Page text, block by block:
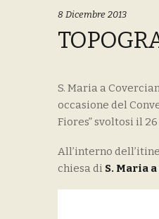
8 Dicembre 2013
S. Maria a
occasione del
Fiores” svoltosi il
All’interno
chiesa di S. Maria